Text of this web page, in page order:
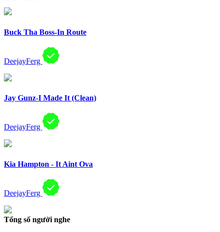
Buck Tha Boss-In Route
DeejayFerg
Jay Gunz-I Made It (Clean)
DeejayFerg
Kia Hampton - It Aint Ova
DeejayFerg
Tổng số người nghe